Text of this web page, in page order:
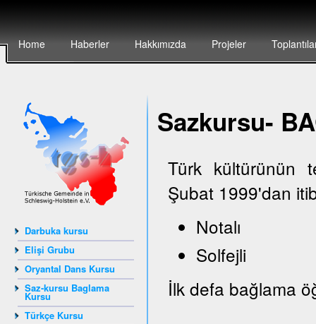
Home Haberler Hakkımızda Projeler
Darbuka kursu
Elişi Grubu
Oryantal Dans Kursu
Saz-kursu Baglama
Kursu
Türkçe Kursu
Sazkursu-
Türk kültürünün
Şubat 1999'dan
Notalı
Solfejli
İlk defa bağlama